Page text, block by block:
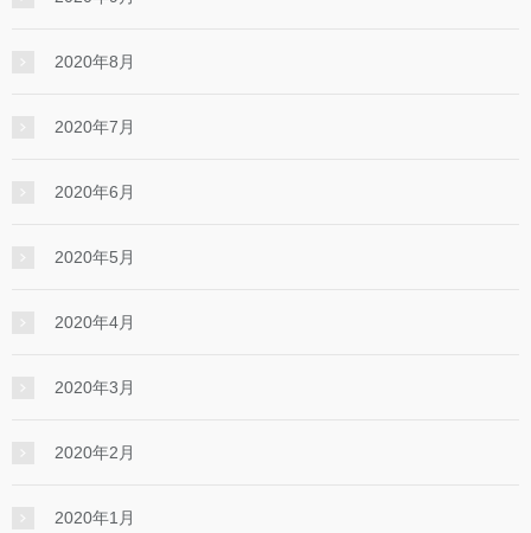
2020年8月
2020年7月
2020年6月
2020年5月
2020年4月
2020年3月
2020年2月
2020年1月